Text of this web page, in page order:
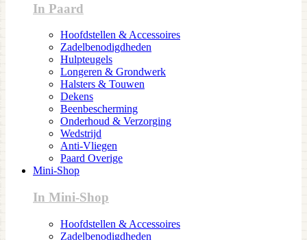
In Paard
Hoofdstellen & Accessoires
Zadelbenodigdheden
Hulpteugels
Longeren & Grondwerk
Halsters & Touwen
Dekens
Beenbescherming
Onderhoud & Verzorging
Wedstrijd
Anti-Vliegen
Paard Overige
Mini-Shop
In Mini-Shop
Hoofdstellen & Accessoires
Zadelbenodigdheden